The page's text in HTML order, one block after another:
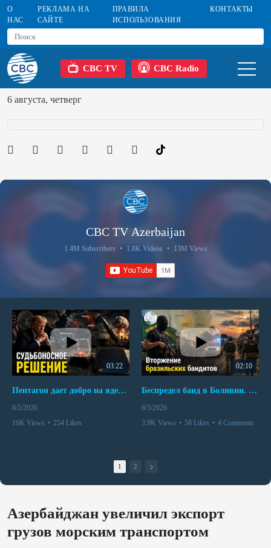
О
НАС
РЕКЛАМА НА
САЙТЕ
ПРАВИЛА
ИСПОЛЬЗОВАНИЯ
КОНТАКТЫ
CBC TV CBC Radio
6 августа, четверг
CBC TV Azerbaijan
1.4M Subscribers • 1.8K Videos • 13M Views
03:22
Пентагон дает добро на ядерный удар по противникам США
8/5/2026
16K Views • 254 Likes
02:10
Беспредел банд в Боливии. Расправы над наркоторговцами
8/5/2026
3.9K Views • 58 Likes • 4 Comments
1 2
Азербайджан увеличил экспорт
грузов морским транспортом